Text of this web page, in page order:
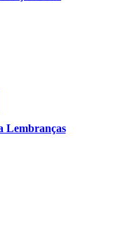
Lembranças